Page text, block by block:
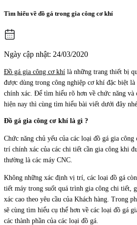
Tìm hiểu về đồ gá trong gia công cơ khí
Ngày cập nhật: 24/03/2020
Đồ gá gia công cơ khí là những trang thiết bị
được dùng trong công nghiệp cơ khí đặc biệt
chính xác. Để tìm hiểu rõ hơn về chức năng và
hiện nay thì cùng tìm hiểu bài viết dưới đây nhé
Đồ gá gia công cơ khí là gì ?
Chức năng chủ yếu của các loại đồ gá gia
trí chính xác của các chi tiết cần gia công khi
thường là các máy CNC.
Không những xác định vị trí, các loại đồ gá
tiết máy trong suốt quá trình gia công chi tiết,
xác cao theo yêu cầu của Khách hàng. Trong
sẽ cùng tìm hiểu cụ thể hơn về các loại đồ gá
các thành phần của các loại đồ gá.